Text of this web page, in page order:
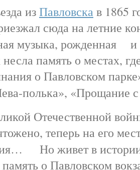
изПавловскав 1865
сюда на летние
музыка, рожденная и
несла память о местах,
о Павловском
полька»,
Отечественной
теперь на его
Но живет в истории
о Павловском